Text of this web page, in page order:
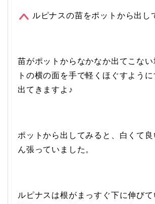
ルピナスの苗をポットから出し
苗がポットからなかなか出てこない
トの横の面を手で軽くほぐすよう
出てきますよ♪
ポットから出してみると、白くて良
ん張っていました。
ルピナスは根がまっすぐ下に伸び